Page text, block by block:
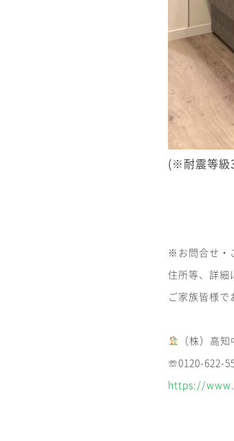
(※耐震等級
※お問合せ・
住所等、詳細
ご家族皆様
（株）高
☏0120-622-
https://